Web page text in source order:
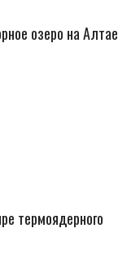
озеро на Алтае
термоядерного